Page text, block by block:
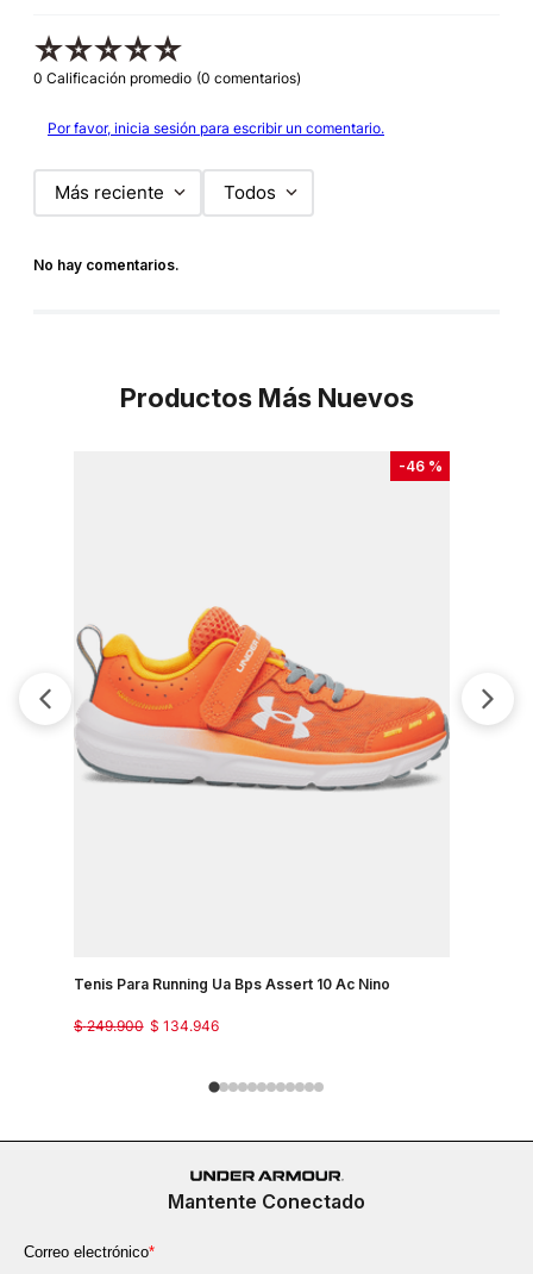
☆☆☆☆☆
0 Calificación promedio (0 comentarios)
Por favor, inicia sesión para escribir un comentario.
Más reciente Todos
No hay comentarios.
Productos Más Nuevos
-46 %
Tenis Para Running Ua Bps Assert 10 Ac Nino
$ 134.946
$ 249.900
Mantente Conectado